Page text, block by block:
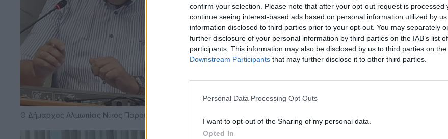
confirm your selection. Please note that after your opt-out request is processed
continue seeing interest-based ads based on personal information utilized by
information disclosed to third parties prior to your opt-out. You may separately
further disclosure of your personal information by third parties on the IAB’s list
participants. This information may also be disclosed by us to third parties on the
Downstream Participants that may further disclose it to other third parties.
Personal Data Processing Opt Outs
I want to opt-out of the Sharing of my personal data.
Opted In
O Δήμαρχος Αλμωπίας Νίκος Παρούτογλου